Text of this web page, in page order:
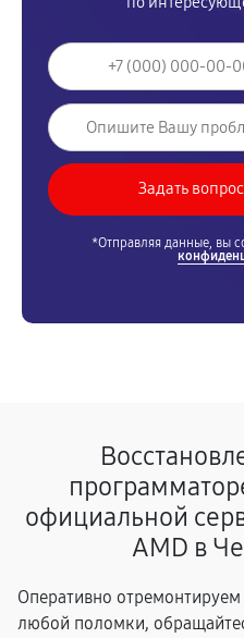
*Отправляя данные, вы
официальной
AMD в
Оперативно
любой поломки,